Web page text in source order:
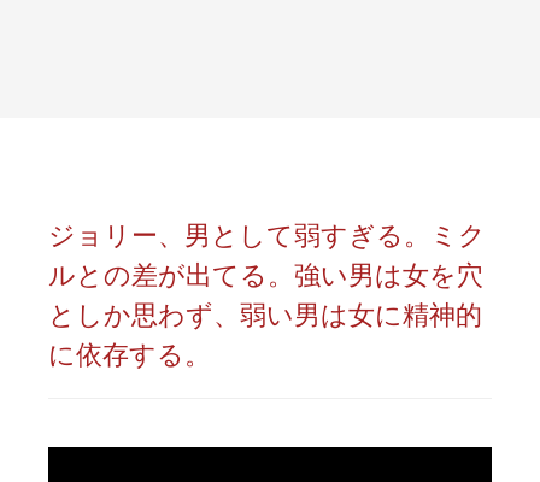
ジョリー、男として弱すぎる。ミク
ルとの差が出てる。強い男は女を穴
としか思わず、弱い男は女に精神的
に依存する。